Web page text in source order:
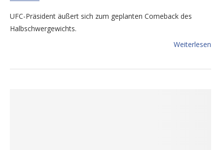
UFC-Präsident äußert sich zum geplanten Comeback des
Halbschwergewichts.
Weiterlesen